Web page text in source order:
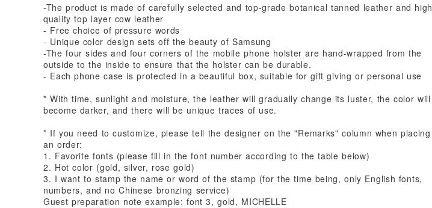
-The product is made of carefully selected and top-grade botanical tanned leather and high
quality top layer cow leather
- Free choice of pressure words
- Unique color design sets off the beauty of Samsung
-The four sides and four corners of the mobile phone holster are hand-wrapped from the
outside to the inside to ensure that the holster can be durable.
- Each phone case is protected in a beautiful box, suitable for gift giving or personal use
* With time, sunlight and moisture, the leather will gradually change its luster, the color will
become darker, and there will be unique traces of use.
* If you need to customize, please tell the designer on the "Remarks" column when placing
an order:
1. Favorite fonts (please fill in the font number according to the table below)
2. Hot color (gold, silver, rose gold)
3. I want to stamp the name or word of the stamp (for the time being, only English fonts,
numbers, and no Chinese bronzing service)
Guest preparation note example: font 3, gold, MICHELLE